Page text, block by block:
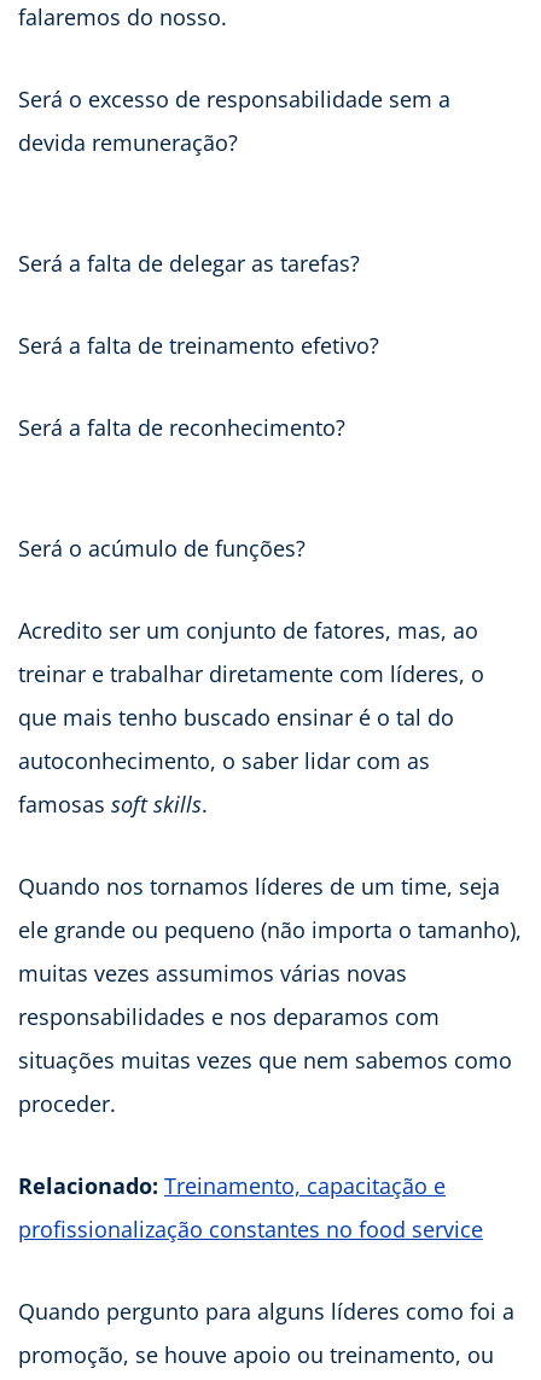
falaremos do nosso.
Será o excesso de responsabilidade sem a
devida remuneração?
Será a falta de delegar as tarefas?
Será a falta de treinamento efetivo?
Será a falta de reconhecimento?
Será o acúmulo de funções?
Acredito ser um conjunto de fatores, mas, ao
treinar e trabalhar diretamente com líderes, o
que mais tenho buscado ensinar é o tal do
autoconhecimento, o saber lidar com as
famosas soft skills.
Quando nos tornamos líderes de um time, seja
ele grande ou pequeno (não importa o tamanho),
muitas vezes assumimos várias novas
responsabilidades e nos deparamos com
situações muitas vezes que nem sabemos como
proceder.
Relacionado: Treinamento, capacitação e
profissionalização constantes no food service
Quando pergunto para alguns líderes como foi a
promoção, se houve apoio ou treinamento, ou